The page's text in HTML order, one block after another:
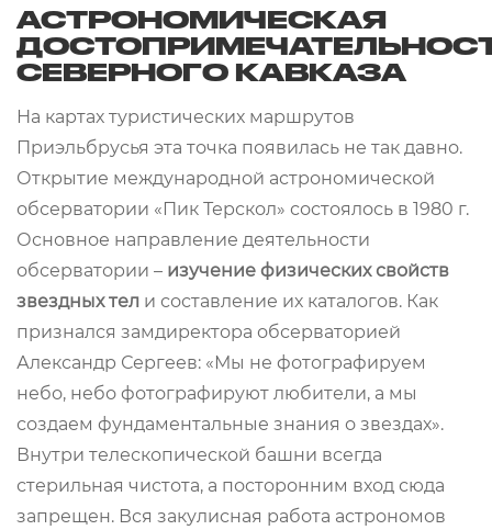
АСТРОНОМИЧЕСКАЯ
СЕВЕРНОГО КАВКАЗА
На картах туристических маршрутов
Приэльбрусья эта точка появилась не так давно.
Открытие международной астрономической
обсерватории «Пик Терскол» состоялось в 1980 г.
Основное направление деятельности
обсерватории – изучение физических свойств
звездных тел и составление их каталогов. Как
признался замдиректора обсерваторией
Александр Сергеев: «Мы не фотографируем
небо, небо фотографируют любители, а мы
создаем фундаментальные знания о звездах».
Внутри телескопической башни всегда
стерильная чистота, а посторонним вход сюда
запрещен. Вся закулисная работа астрономов